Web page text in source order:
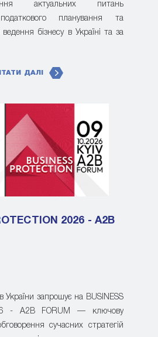
актуальних питань
планування та
ведення бізнесу в Україні та за
ДАЛІ
2026 - A2B
України запрошує на BUSINESS
- A2B FORUM — ключову
сучасних стратегій